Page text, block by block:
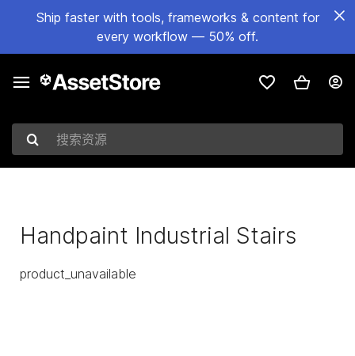
Ship faster with tools, frameworks & content for
every workflow — 50% off.
搜索资源
Handpaint Industrial Stairs
product_unavailable